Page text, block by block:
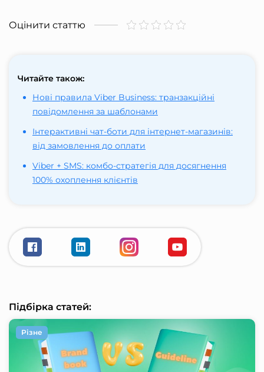
Оцінити статтю
Читайте також:
Нові правила Viber Business: транзакційні
повідомлення за шаблонами
Інтерактивні чат-боти для інтернет-магазинів:
від замовлення до оплати
Viber + SMS: комбо-стратегія для досягнення
100% охоплення клієнтів
Підбірка статей:
Різне